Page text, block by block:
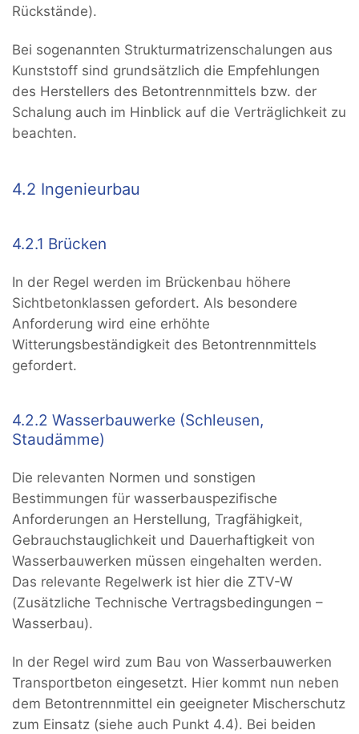
Rückstände).
Bei sogenannten Strukturmatrizenschalungen aus
Kunststoff sind grundsätzlich die Empfehlungen
des Herstellers des Betontrennmittels bzw. der
Schalung auch im Hinblick auf die Verträglichkeit zu
beachten.
4.2 Ingenieurbau
4.2.1 Brücken
In der Regel werden im Brückenbau höhere
Sichtbetonklassen gefordert. Als besondere
Anforderung wird eine erhöhte
Witterungsbeständigkeit des Betontrennmittels
gefordert.
4.2.2 Wasserbauwerke (Schleusen,
Staudämme)
Die relevanten Normen und sonstigen
Bestimmungen für wasserbauspezifische
Anforderungen an Herstellung, Tragfähigkeit,
Gebrauchstauglichkeit und Dauerhaftigkeit von
Wasserbauwerken müssen eingehalten werden.
Das relevante Regelwerk ist hier die ZTV-W
(Zusätzliche Technische Vertragsbedingungen –
Wasserbau).
In der Regel wird zum Bau von Wasserbauwerken
Transportbeton eingesetzt. Hier kommt nun neben
dem Betontrennmittel ein geeigneter Mischerschutz
zum Einsatz (siehe auch Punkt 4.4). Bei beiden